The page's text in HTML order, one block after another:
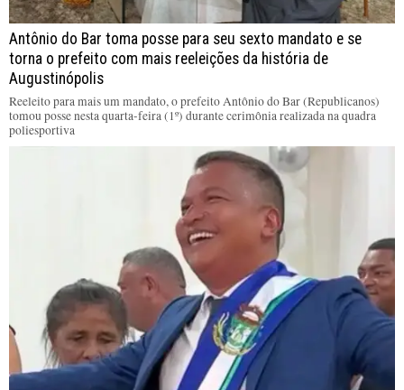
Antônio do Bar toma posse para seu sexto mandato e se
torna o prefeito com mais reeleições da história de
Augustinópolis
Reeleito para mais um mandato, o prefeito Antônio do Bar (Republicanos)
tomou posse nesta quarta-feira (1º) durante cerimônia realizada na quadra
poliesportiva